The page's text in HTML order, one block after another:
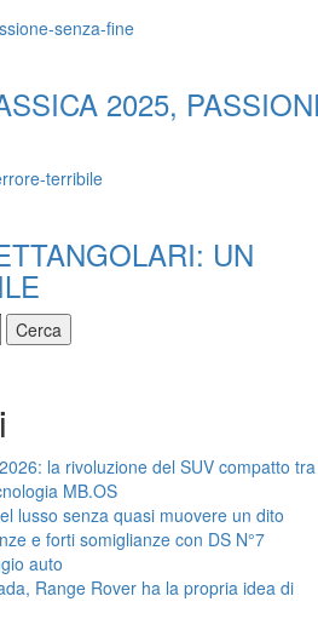
2025,
UN
la rivoluzione del SUV compatto tra
MB.OS
lusso senza quasi muovere un dito
e forti somiglianze con DS N°7
auto
Range Rover ha la propria idea di